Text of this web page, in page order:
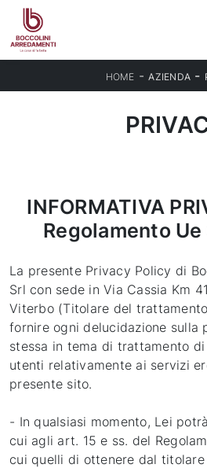
HOME -AZIENDA -
INFORMATIVA
Regolamento
La presente Privacy Policy di
Srl con sede in Via Cassia Km
Viterbo (Titolare del
fornire ogni delucidazione sulla
stessa in tema di trattamento
utenti relativamente ai servizi
presente sito.
- In qualsiasi momento, Lei
cui agli art. 15 e ss. del
cui quelli di ottenere dal titolare